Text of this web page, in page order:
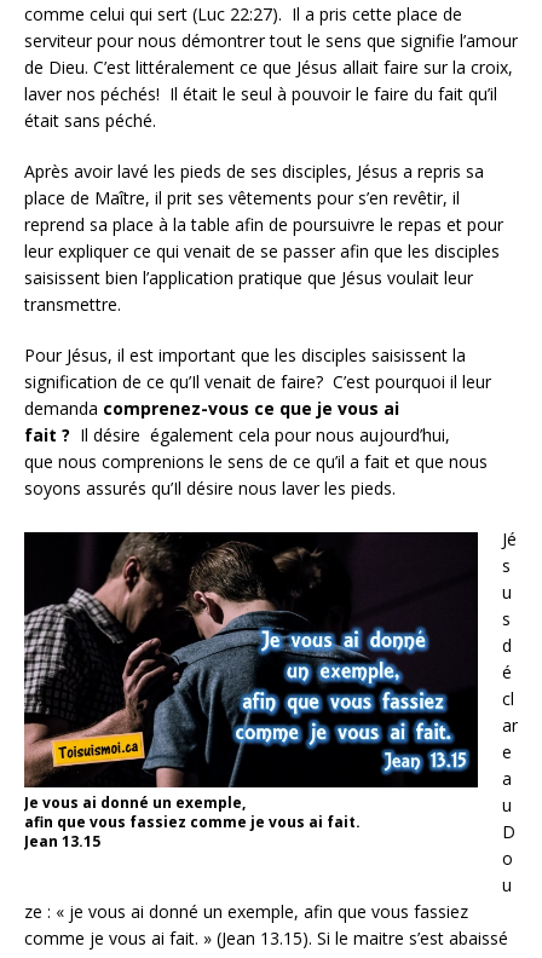
comme celui qui sert (Luc 22:27). Il a pris cette place de
serviteur pour nous démontrer tout le sens que signifie l’amour
de Dieu. C’est littéralement ce que Jésus allait faire sur la croix,
laver nos péchés! Il était le seul à pouvoir le faire du fait qu’il
était sans péché.
Après avoir lavé les pieds de ses disciples, Jésus a repris sa
place de Maître, il prit ses vêtements pour s’en revêtir, il
reprend sa place à la table afin de poursuivre le repas et pour
leur expliquer ce qui venait de se passer afin que les disciples
saisissent bien l’application pratique que Jésus voulait leur
transmettre.
Pour Jésus, il est important que les disciples saisissent la
signification de ce qu’Il venait de faire? C’est pourquoi il leur
demanda comprenez-vous ce que je vous ai
fait ? Il désire également cela pour nous aujourd’hui,
que nous comprenions le sens de ce qu’il a fait et que nous
soyons assurés qu’Il désire nous laver les pieds.
Je vous ai donné un exemple,
afin que vous fassiez comme je vous ai fait.
Jean 13.15
Jé
s
u
s
d
é
cl
ar
e
a
u
D
o
u
ze : « je vous ai donné un exemple, afin que vous fassiez
comme je vous ai fait. » (Jean 13.15). Si le maitre s’est abaissé